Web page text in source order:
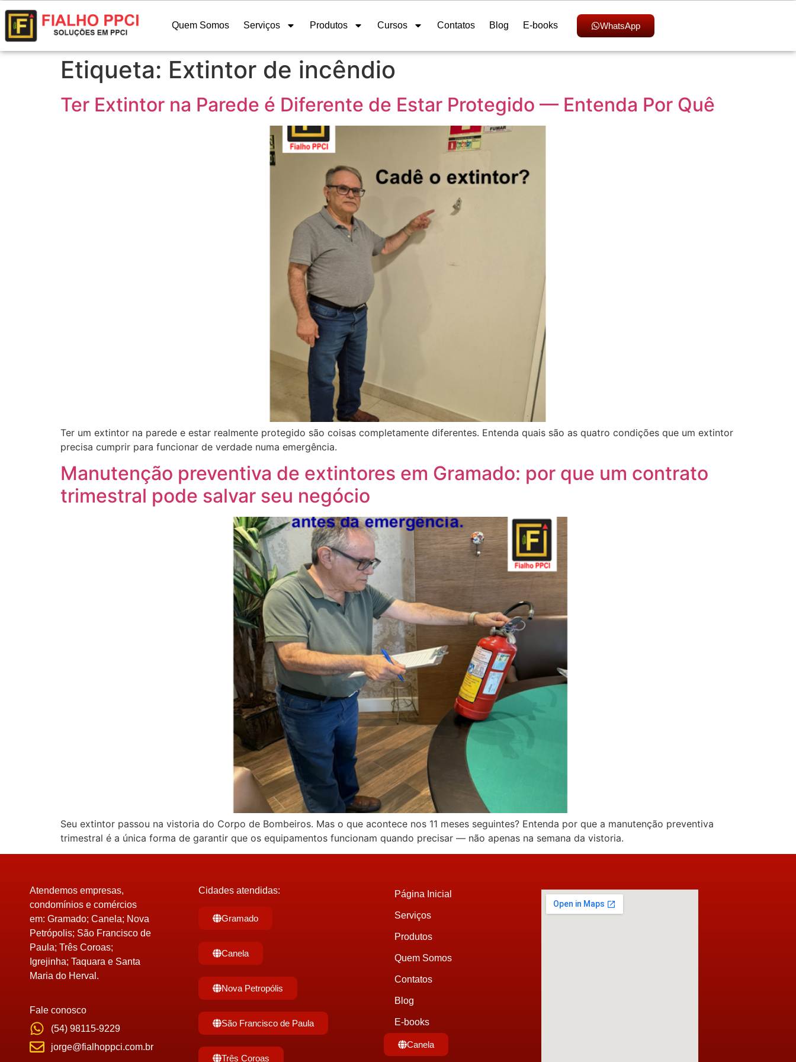
Quem Somos Serviços Produtos Cursos Contatos Blog E-books WhatsApp
Etiqueta: Extintor de incêndio
Ter Extintor na Parede é Diferente de Estar Protegido — Entenda Por Quê
Ter um extintor na parede e estar realmente protegido são coisas completamente diferentes. Entenda quais são as quatro condições que um extintor
precisa cumprir para funcionar de verdade numa emergência.
Manutenção preventiva de extintores em Gramado: por que um contrato
trimestral pode salvar seu negócio
Seu extintor passou na vistoria do Corpo de Bombeiros. Mas o que acontece nos 11 meses seguintes? Entenda por que a manutenção preventiva
trimestral é a única forma de garantir que os equipamentos funcionam quando precisar — não apenas na semana da vistoria.
Atendemos empresas,
condomínios e comércios
em: Gramado; Canela; Nova
Petrópolis; São Francisco de
Paula; Três Coroas;
Igrejinha; Taquara e Santa
Maria do Herval.
Fale conosco
(54) 98115-9229
jorge@fialhoppci.com.br
Cidades atendidas:
Gramado
Canela
Nova Petropólis
São Francisco de Paula
Três Coroas
Página Inicial
Serviços
Produtos
Quem Somos
Contatos
Blog
E-books
Canela